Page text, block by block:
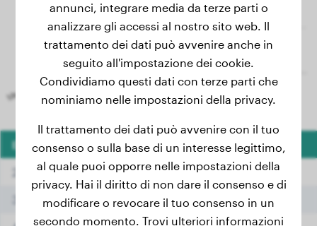
Età Peso
2 mesi 5.50 kg
3 mesi 9.20 kg
annunci, integrare media da terze parti o
analizzare gli accessi al nostro sito web. Il
trattamento dei dati può avvenire anche in
seguito all'impostazione dei cookie.
Condividiamo questi dati con terze parti che
nominiamo nelle impostazioni della privacy.
Il trattamento dei dati può avvenire con il tuo
consenso o sulla base di un interesse legittimo,
al quale puoi opporre nelle impostazioni della
privacy. Hai il diritto di non dare il consenso e di
modificare o revocare il tuo consenso in un
secondo momento. Trovi ulteriori informazioni